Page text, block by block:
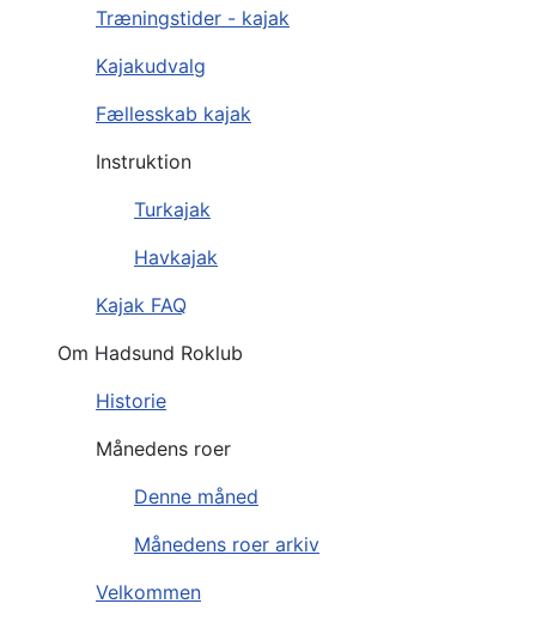
Træningstider - kajak
Kajakudvalg
Fællesskab kajak
Instruktion
Turkajak
Havkajak
Kajak FAQ
Om Hadsund Roklub
Historie
Månedens roer
Denne måned
Månedens roer arkiv
Velkommen